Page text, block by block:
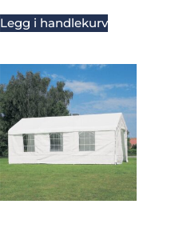
Legg i handlekurv